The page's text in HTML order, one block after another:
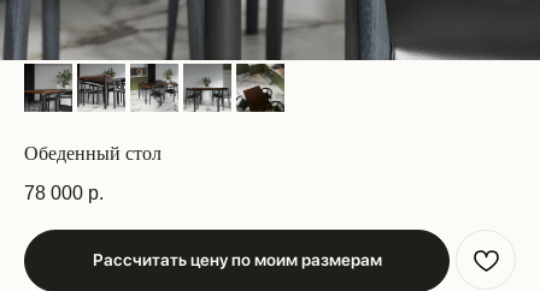
Обеденный стол
78 000 р.
Рассчитать цену по моим размерам